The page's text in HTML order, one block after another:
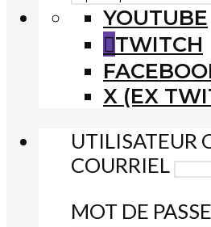
YOUTUBE
TWITCH
X (EX
UTILISATEUR
COURRIEL
MOT DE PASSE